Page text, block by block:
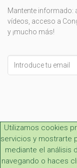
Mantente informado:
vídeos, acceso a
y ¡mucho más!
this
field
Utilizamos cookies
servicios y mostrarte
mediante el análisis
navegando o haces